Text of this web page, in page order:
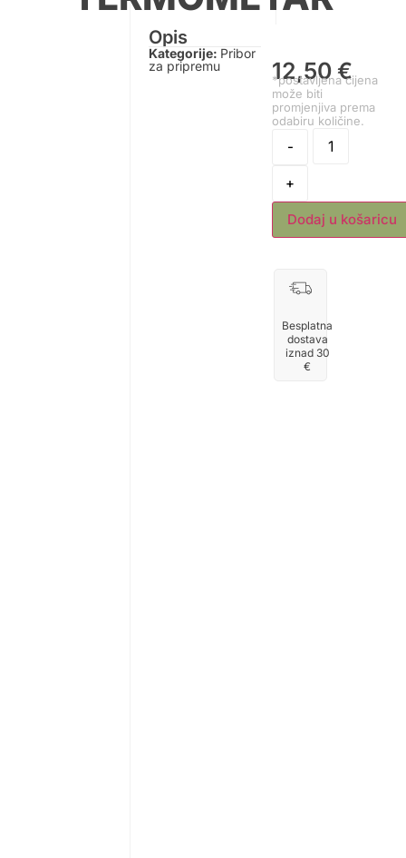
Opis
Kategorije: Pribor
za pripremu
12,50€
*postavljena cijena
može biti
promjenjiva prema
odabiru količine.
-
+
Dodaj u košaricu
Besplatna
dostava
iznad 30
€